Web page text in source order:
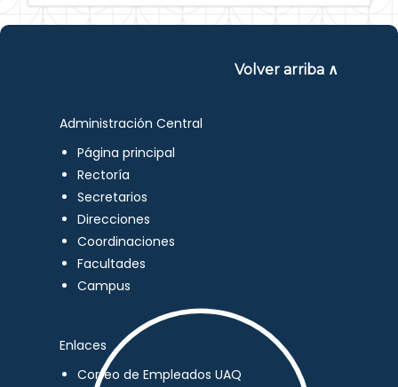
Volver arriba ∧
Administración Central
Página principal
Rectoría
Secretarios
Direcciones
Coordinaciones
Facultades
Campus
Enlaces
Correo de Empleados UAQ